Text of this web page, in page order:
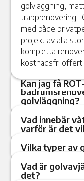
golvläggning,
trapprenovering i
med både
projekt av alla
kompletta
kostnadsfri offert.
Kan jag få
golvläggning?
Vad innebär
varför är det
Vilka typer av
Vad är
det?